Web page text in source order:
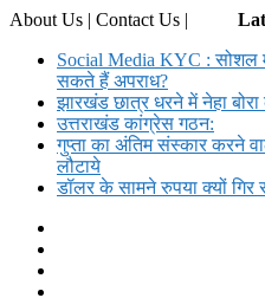
About Us | Contact Us |
Social Media KYC : सोशल
सकते हैं अपराध?
झारखंड छात्र धरने में नेहा
उत्तराखंड कांग्रेस गठन:
गुप्ता का अंतिम संस्कार करने
लौटाये
डॉलर के सामने रुपया क्यों गिर